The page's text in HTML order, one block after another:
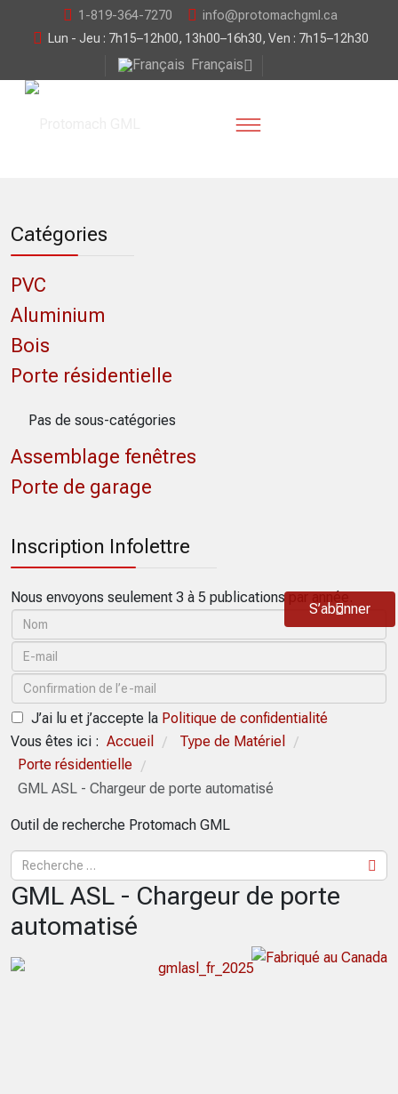
1-819-364-7270
info@protomachgml.ca
Lun - Jeu : 7h15–12h00, 13h00–16h30, Ven : 7h15–12h30
Français
Catégories
PVC
Aluminium
Bois
Porte résidentielle
Pas de sous-catégories
Assemblage fenêtres
Porte de garage
Inscription Infolettre
Nous envoyons seulement 3 à 5 publications par année.
J’ai lu et j’accepte la Politique de confidentialité
S’abonner
Vous êtes ici : Accueil / Type de Matériel
/
Porte résidentielle /
GML ASL - Chargeur de porte automatisé
Outil de recherche Protomach GML
GML ASL - Chargeur de porte
automatisé